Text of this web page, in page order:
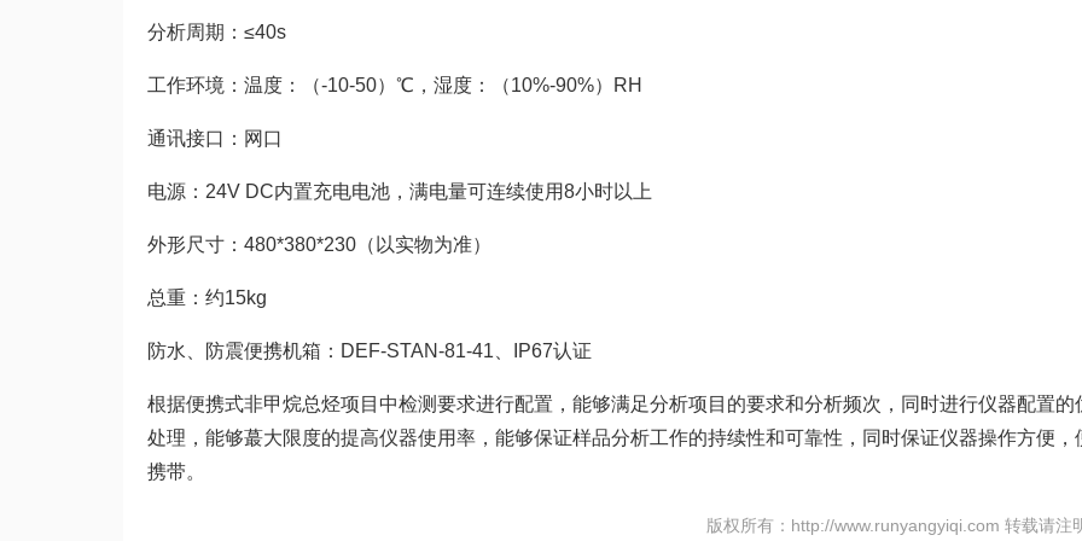
分析周期：≤40s
工作环境：温度：（-10-50）℃，湿度：（10%-90%）RH
通讯接口：网口
电源：24V DC内置充电电池，满电量可连续使用8小时以上
外形尺寸：480*380*230（以实物为准）
总重：约15kg
防水、防震便携机箱：DEF-STAN-81-41、IP67认证
根据便携式非甲烷总烃项目中检测要求进行配置，能够满足分析项目的要求和分析频次，同时进行仪器配置的
处理，能够蕞大限度的提高仪器使用率，能够保证样品分析工作的持续性和可靠性，同时保证仪器操作方便，
携带。
版权所有：http://www.runyangyiqi.com 转载请注